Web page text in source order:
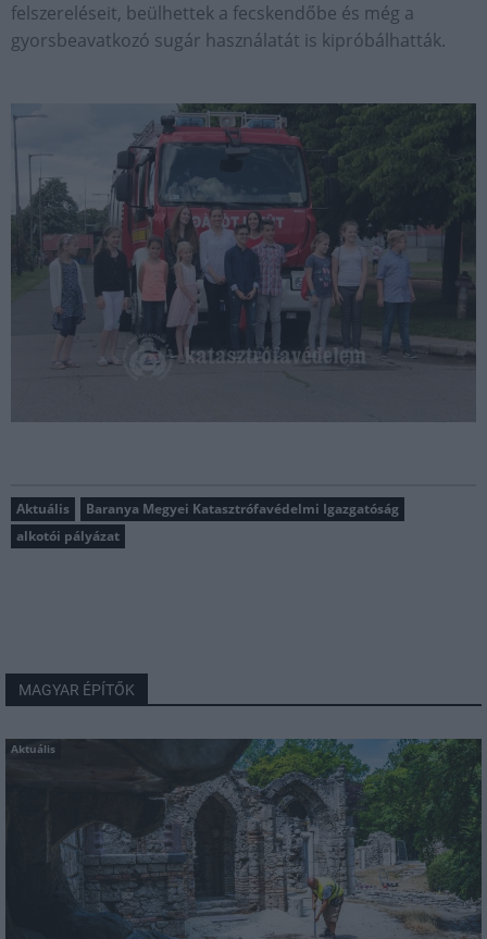
felszereléseit, beülhettek a fecskendőbe és még a
gyorsbeavatkozó sugár használatát is kipróbálhatták.
Aktuális
Baranya Megyei Katasztrófavédelmi Igazgatóság
alkotói pályázat
MAGYAR ÉPÍTŐK
Aktuális